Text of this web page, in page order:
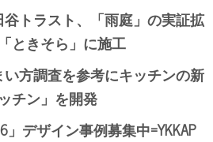
トラスト、「雨庭」の実証拡
ときそら」に施工
方調査を参考にキッチンの新
チン」を開発
」デザイン事例募集中=YKKAP